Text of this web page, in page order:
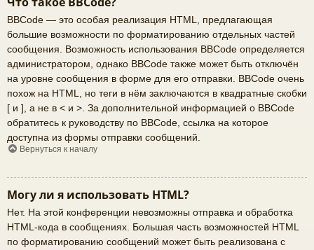
BBCode — это особая реализация HTML, предлагающая
большие возможности по форматированию отдельных частей
сообщения. Возможность использования BBCode определяется
администратором, однако BBCode также может быть отключён
на уровне сообщения в форме для его отправки. BBCode очень
похож на HTML, но теги в нём заключаются в квадратные скобки
[ и ], а не в < и >. За дополнительной информацией о BBCode
обратитесь к руководству по BBCode, ссылка на которое
доступна из формы отправки сообщений.
Вернуться к началу
Могу ли я использовать HTML?
Нет. На этой конференции невозможны отправка и обработка
HTML-кода в сообщениях. Большая часть возможностей HTML
по форматированию сообщений может быть реализована с